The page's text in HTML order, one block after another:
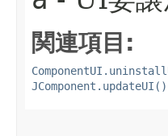
関連項目:
JComponent.updateUI()